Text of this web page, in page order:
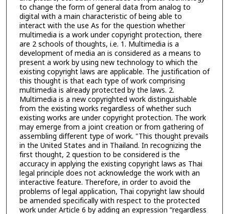
to change the form of general data from analog to
digital with a main characteristic of being able to
interact with the use As for the question whether
multimedia is a work under copyright protection, there
are 2 schools of thoughts, i.e. 1. Multimedia is a
development of media an is considered as a means to
present a work by using new technology to which the
existing copyright laws are applicable. The justification of
this thought is that each type of work comprising
multimedia is already protected by the laws. 2.
Multimedia is a new copyrighted work distinguishable
from the existing works regardless of whether such
existing works are under copyright protection. The work
may emerge from a joint creation or from gathering of
assembling different type of work. "This thought prevails
in the United States and in Thailand. In recognizing the
first thought, 2 question to be considered is the
accuracy in applying the existing copyright laws as Thai
legal principle does not acknowledge the work with an
interactive feature. Therefore, in order to avoid the
problems of legal application, Thai copyright law should
be amended specifically with respect to the protected
work under Article 6 by adding an expression “regardless